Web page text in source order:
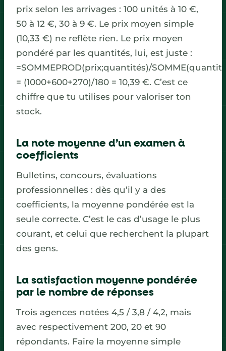
prix selon les arrivages : 100 unités à 10 €,
50 à 12 €, 30 à 9 €. Le prix moyen simple
(10,33 €) ne reflète rien. Le prix moyen
pondéré par les quantités, lui, est juste :
=SOMMEPROD(prix;quantités)/
= (1000+600+270)/180 = 10,39 €. C’est ce
chiffre que tu utilises pour valoriser ton
stock.
La note moyenne d’un examen à
coefficients
Bulletins, concours, évaluations
professionnelles : dès qu’il y a des
coefficients, la moyenne pondérée est la
seule correcte. C’est le cas d’usage le plus
courant, et celui que recherchent la plupart
des gens.
La satisfaction moyenne pondérée
par le nombre de réponses
Trois agences notées 4,5 / 3,8 / 4,2, mais
avec respectivement 200, 20 et 90
répondants. Faire la moyenne simple